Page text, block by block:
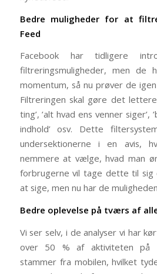
Bedre muligheder for at
Feed
Facebook har tidligere
filtreringsmuligheder, men de
momentum, så nu prøver de
Filtreringen skal gøre det
ting’, ’alt hvad ens venner siger’,
indhold’ osv. Dette
undersektionerne i en avis,
nemmere at vælge, hvad man
forbrugerne vil tage dette til
at sige, men nu har de
Bedre oplevelse på tværs af
Vi ser selv, i de analyser vi har
over 50 % af aktiviteten på
stammer fra mobilen, hvilket